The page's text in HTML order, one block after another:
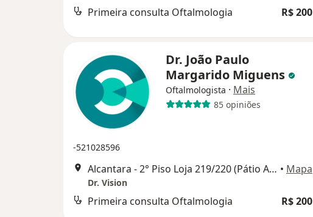
Primeira consulta Oftalmologia R$ 200
Dr. João Paulo
Margarido Miguens
Oftalmologista · Mais
85 opiniões
-521028596
Alcantara - 2° Piso Loja 219/220 (Pátio Alcântara), São Gonçalo • Mapa
Dr. Vision
Primeira consulta Oftalmologia R$ 200